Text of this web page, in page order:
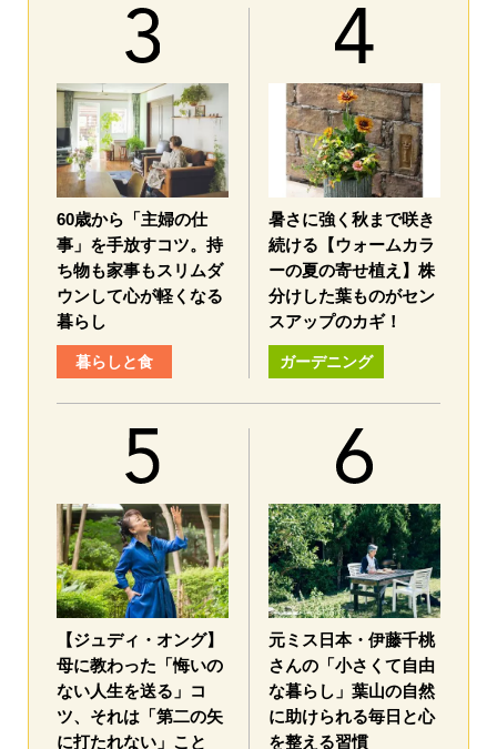
60歳から「主婦の仕
事」を手放すコツ。持
ち物も家事もスリムダ
ウンして心が軽くなる
暮らし
暮らしと食
暑さに強く秋まで咲き
続ける【ウォームカラ
ーの夏の寄せ植え】株
分けした葉ものがセン
スアップのカギ！
ガーデニング
【ジュディ・オング】
母に教わった「悔いの
ない人生を送る」コ
ツ、それは「第二の矢
に打たれない」こと
元ミス日本・伊藤千桃
さんの「小さくて自由
な暮らし」葉山の自然
に助けられる毎日と心
を整える習慣